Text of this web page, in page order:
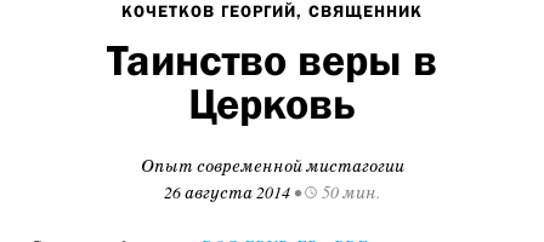
КОЧЕТКОВ ГЕОРГИЙ, СВЯЩЕННИК
Таинство веры в
Церковь
Опыт современной мистагогии
26 августа 2014• 50 мин.